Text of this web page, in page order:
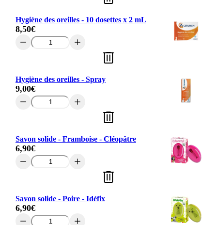
Hygiène des oreilles - 10 dosettes x 2 mL
8,50€
quantité
-
10
dosettes
Hygiène des oreilles - Spray
9,00€
quantité
-
Spray
Savon solide - Framboise - Cléopâtre
6,90€
quantité
Framboise
-
Cléopâtre
Savon solide - Poire - Idéfix
6,90€
quantité